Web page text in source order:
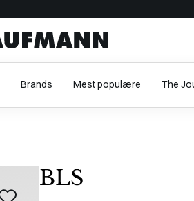
Brands Mest populære The
BLS